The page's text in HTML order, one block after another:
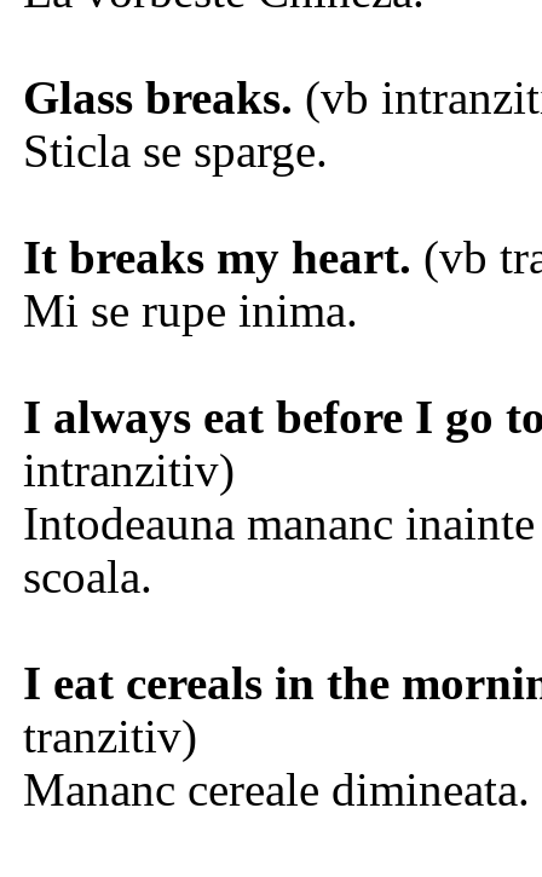
Glass breaks. (vb
Sticla se sparge.
It breaks my heart. (vb
Mi se rupe inima.
I always eat before I go
intranzitiv)
Intodeauna mananc
scoala.
I eat cereals in the
tranzitiv)
Mananc cereale dimineata.